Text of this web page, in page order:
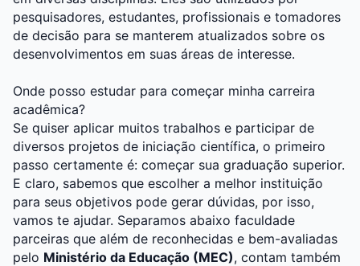
pesquisadores, estudantes, profissionais e tomadores
de decisão para se manterem atualizados sobre os
desenvolvimentos em suas áreas de interesse.
Onde posso estudar para começar minha carreira
acadêmica?
Se quiser aplicar muitos trabalhos e participar de
diversos projetos de iniciação científica, o primeiro
passo certamente é: começar sua graduação superior.
E claro, sabemos que escolher a melhor instituição
para seus objetivos pode gerar dúvidas, por isso,
vamos te ajudar. Separamos abaixo faculdade
parceiras que além de reconhecidas e bem-avaliadas
pelo Ministério da Educação (MEC), contam também